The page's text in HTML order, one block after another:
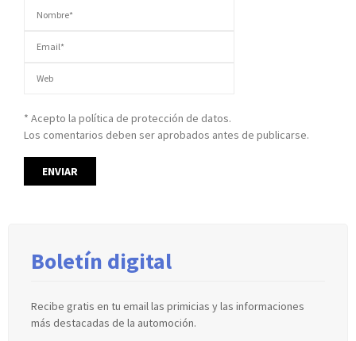
* Acepto la política de protección de datos.
Los comentarios deben ser aprobados antes de publicarse.
Boletín digital
Recibe gratis en tu email las primicias y las informaciones
más destacadas de la automoción.